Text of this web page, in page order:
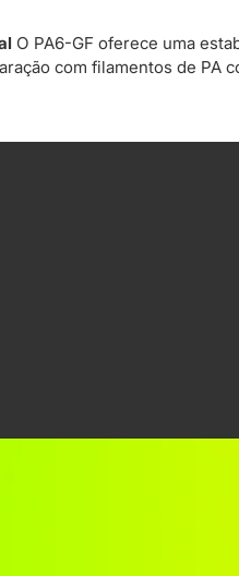
O PA6-GF oferece uma
com filamentos de PA